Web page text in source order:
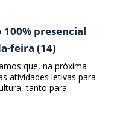
presencial
feira (14)
que, na próxima
atividades letivas para
tanto para